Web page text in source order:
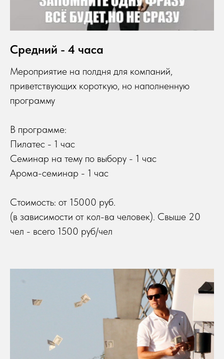
Средний - 4 часа
Мероприятие на полдня для компаний,
приветствующих короткую, но наполненную
программу
В программе:
Пилатес - 1 час
Семинар на тему по выбору - 1 час
Арома-семинар - 1 час
Стоимость: от 15000 руб.
(в зависимости от кол-ва человек). Свыше 20
чел - всего 1500 руб/чел